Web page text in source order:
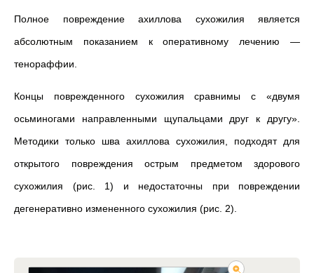
Полное повреждение ахиллова сухожилия является
абсолютным показанием к оперативному лечению —
тенораффии.
Концы поврежденного сухожилия сравнимы с «двумя
осьминогами направленными щупальцами друг к другу».
Методики только шва ахиллова сухожилия, подходят для
открытого повреждения острым предметом здорового
сухожилия (рис. 1) и недостаточны при повреждении
дегенеративно измененного сухожилия (рис. 2).